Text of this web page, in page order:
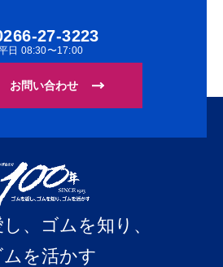
27-3223
日 08:30〜17:00
お問い合わせ
、ゴムを知り、
ムを活かす